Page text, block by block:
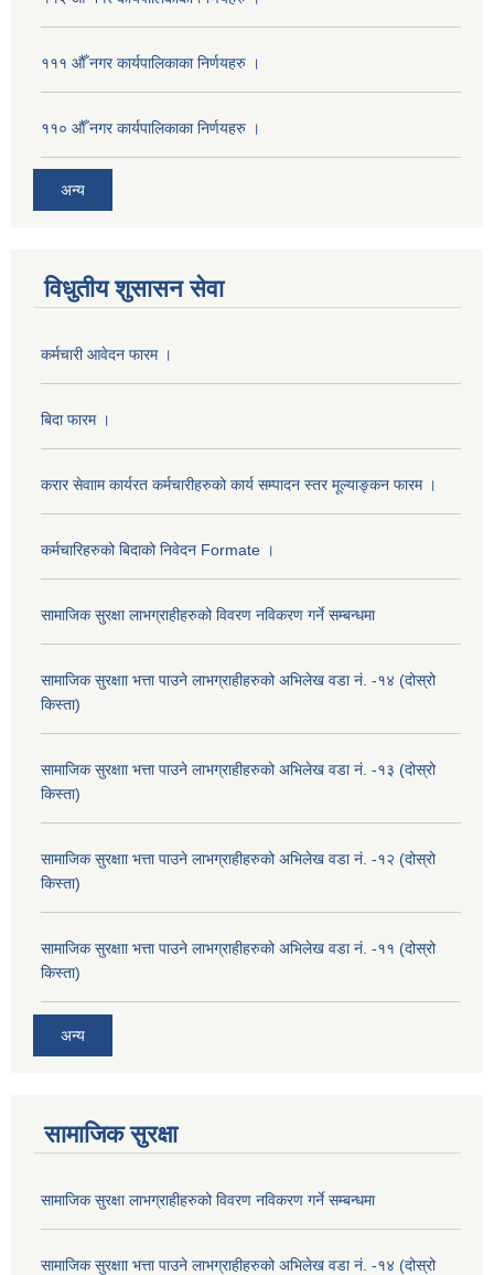
१११ औँ नगर कार्यपालिकाका निर्णयहरु ।
११० औँ नगर कार्यपालिकाका निर्णयहरु ।
अन्य
विधुतीय शुसासन सेवा
कर्मचारी आवेदन फारम ।
बिदा फारम ।
करार सेवााम कार्यरत कर्मचारीहरुको कार्य सम्पादन स्तर मूल्याङ्कन फारम ।
कर्मचारिहरुको बिदाको निवेदन Formate ।
सामाजिक सुरक्षा लाभग्राहीहरुको विवरण नविकरण गर्ने सम्बन्धमा
सामाजिक सुरक्षाा भत्ता पाउने लाभग्राहीहरुको अभिलेख वडा नं. -१४ (दोस्रो
किस्ता)
सामाजिक सुरक्षाा भत्ता पाउने लाभग्राहीहरुको अभिलेख वडा नं. -१३ (दोस्रो
किस्ता)
सामाजिक सुरक्षाा भत्ता पाउने लाभग्राहीहरुको अभिलेख वडा नं. -१२ (दोस्रो
किस्ता)
सामाजिक सुरक्षाा भत्ता पाउने लाभग्राहीहरुको अभिलेख वडा नं. -११ (दोस्रो
किस्ता)
अन्य
सामाजिक सुरक्षा
सामाजिक सुरक्षा लाभग्राहीहरुको विवरण नविकरण गर्ने सम्बन्धमा
सामाजिक सुरक्षाा भत्ता पाउने लाभग्राहीहरुको अभिलेख वडा नं. -१४ (दोस्रो